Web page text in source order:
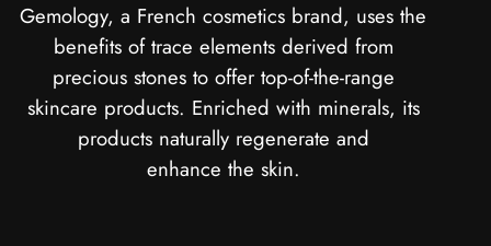
Gemology, a French cosmetics brand, uses the
benefits of trace elements derived from
precious stones to offer top-of-the-range
skincare products. Enriched with minerals, its
products naturally regenerate and
enhance the skin.